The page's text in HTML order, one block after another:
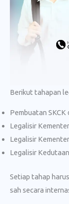
Berikut tahapan
Pembuatan SKCK
Legalisir
Legalisir
Legalisir
Setiap tahap
sah secara